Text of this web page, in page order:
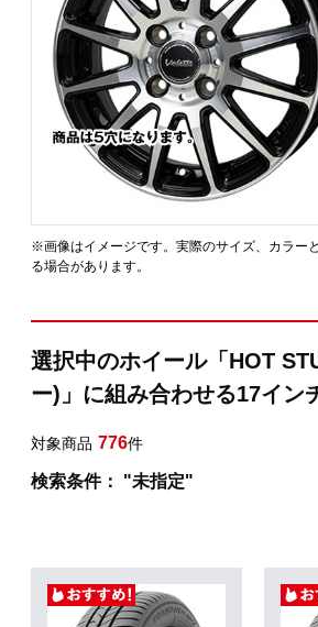
※画像はイメージです。実際のサイズ、カラー
る場合があります。
選択中のホイール「HOT
ー)」に組み合わせる17イン
対象商品 776件
検索条件： "未指定"